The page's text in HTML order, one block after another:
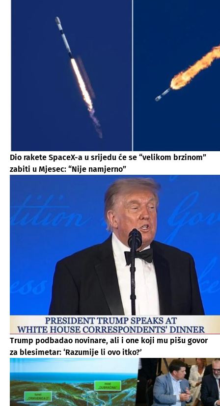
Dio rakete SpaceX-a u srijedu će se “velikom brzinom”
zabiti u Mjesec: “Nije namjerno”
Trump podbadao novinare, ali i one koji mu pišu govor
za blesimetar: ‘Razumije li ovo itko?’